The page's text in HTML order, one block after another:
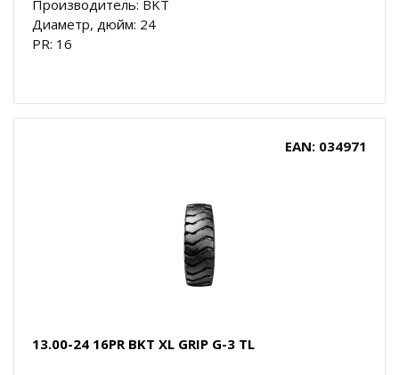
Производитель: BKT
Диаметр, дюйм: 24
PR: 16
EAN: 034971
13.00-24 16PR BKT XL GRIP G-3 TL